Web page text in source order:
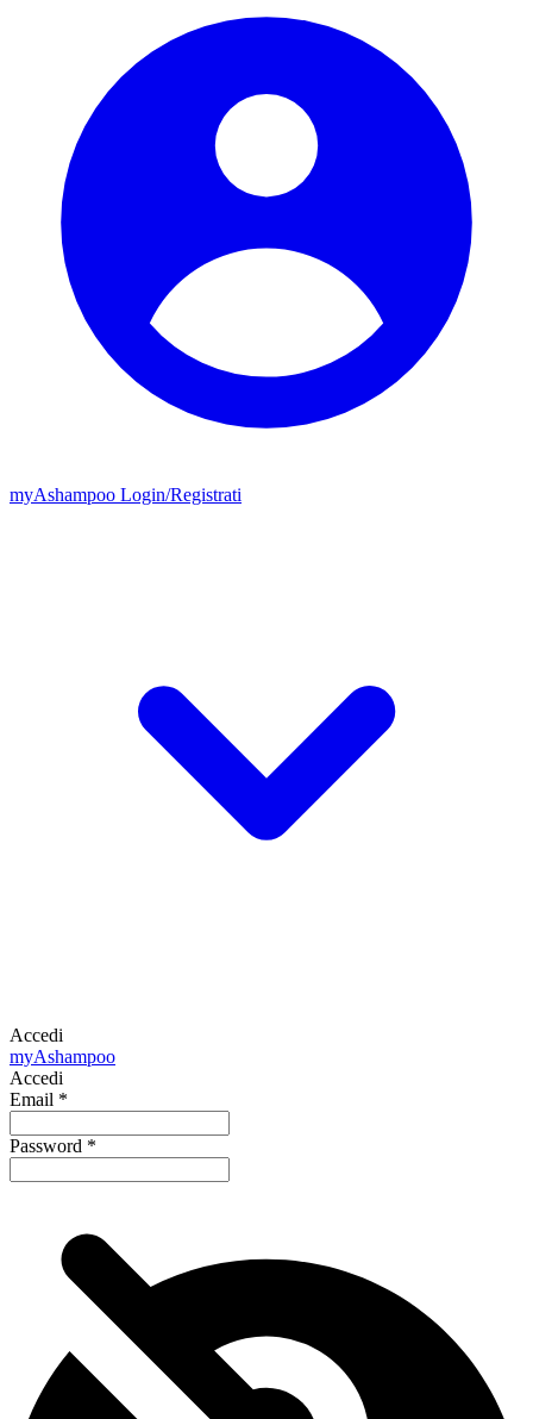
myAshampoo Login/Registrati
Accedi
myAshampoo
Accedi
Email *
Password *